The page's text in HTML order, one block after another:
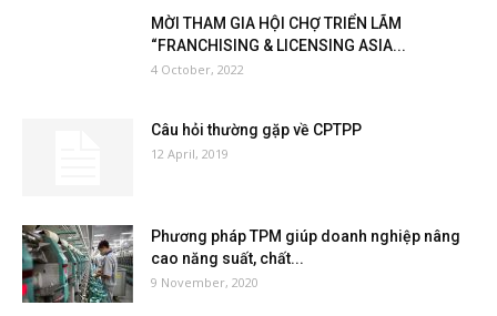
MỜI THAM GIA HỘI CHỢ TRIỂN LÃM
“FRANCHISING & LICENSING ASIA...
4 October, 2022
Câu hỏi thường gặp về CPTPP
12 April, 2019
Phương pháp TPM giúp doanh nghiệp nâng
cao năng suất, chất...
9 November, 2020